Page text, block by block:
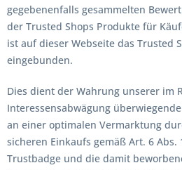
gegebenenfalls gesammelten
der Trusted Shops Produkte für
ist auf dieser Webseite das Trusted
eingebunden.
Dies dient der Wahrung unserer im
Interessensabwägung
an einer optimalen Vermarktung
sicheren Einkaufs gemäß Art. 6 Abs.
Trustbadge und die damit